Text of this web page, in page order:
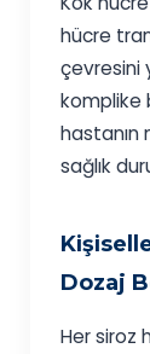
hücre
çevresini
komplike
sağlık
Dozaj
Her siroz